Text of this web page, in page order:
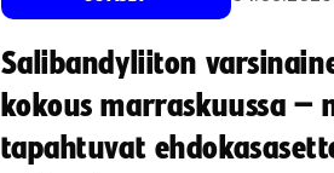
Salibandyliiton
kokous marraskuussa –
tapahtuvat